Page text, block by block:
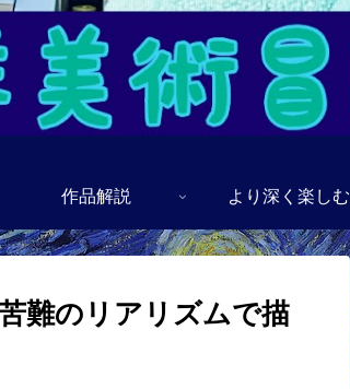
作品解説 より深く楽しむ
難のリアリズムで描